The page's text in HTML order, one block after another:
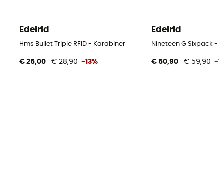
Edelrid
Hms Bullet Triple RFID - Karabiner
€ 25,00 € 28,90 -13%
Edelrid
Nineteen G Sixpack
€ 50,90 € 59,90 -